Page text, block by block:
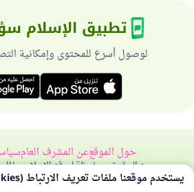
تطبيق الإسلام
لوصول أسرع للمحتوى وإمكانية
حول الموقععن المشرف العام
جميع الحقوق محفوظة لموقع الإسلام سؤال وجواب
يستخدم موقعنا ملفات تعريف الارتباط (Cookies)